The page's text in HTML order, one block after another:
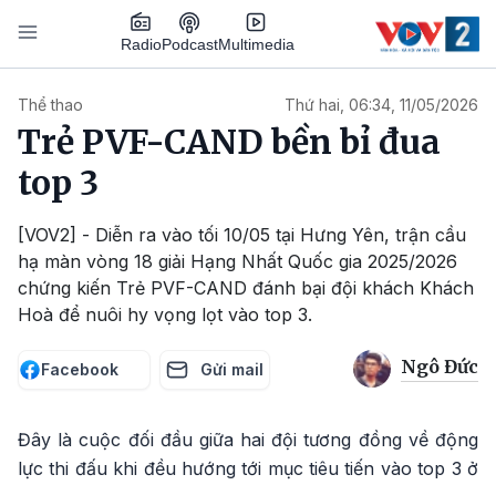
Nhảy đến nội dung
RadioPodcastMultimedia
Thể thao Thứ hai, 06:34, 11/05/2026
Trẻ PVF-CAND bền bỉ đua
top 3
[VOV2] - Diễn ra vào tối 10/05 tại Hưng Yên, trận cầu
hạ màn vòng 18 giải Hạng Nhất Quốc gia 2025/2026
chứng kiến Trẻ PVF-CAND đánh bại đội khách Khách
Hoà để nuôi hy vọng lọt vào top 3.
Facebook Gửi mail Ngô Đức
Đây là cuộc đối đầu giữa hai đội tương đồng về động
lực thi đấu khi đều hướng tới mục tiêu tiến vào top 3 ở